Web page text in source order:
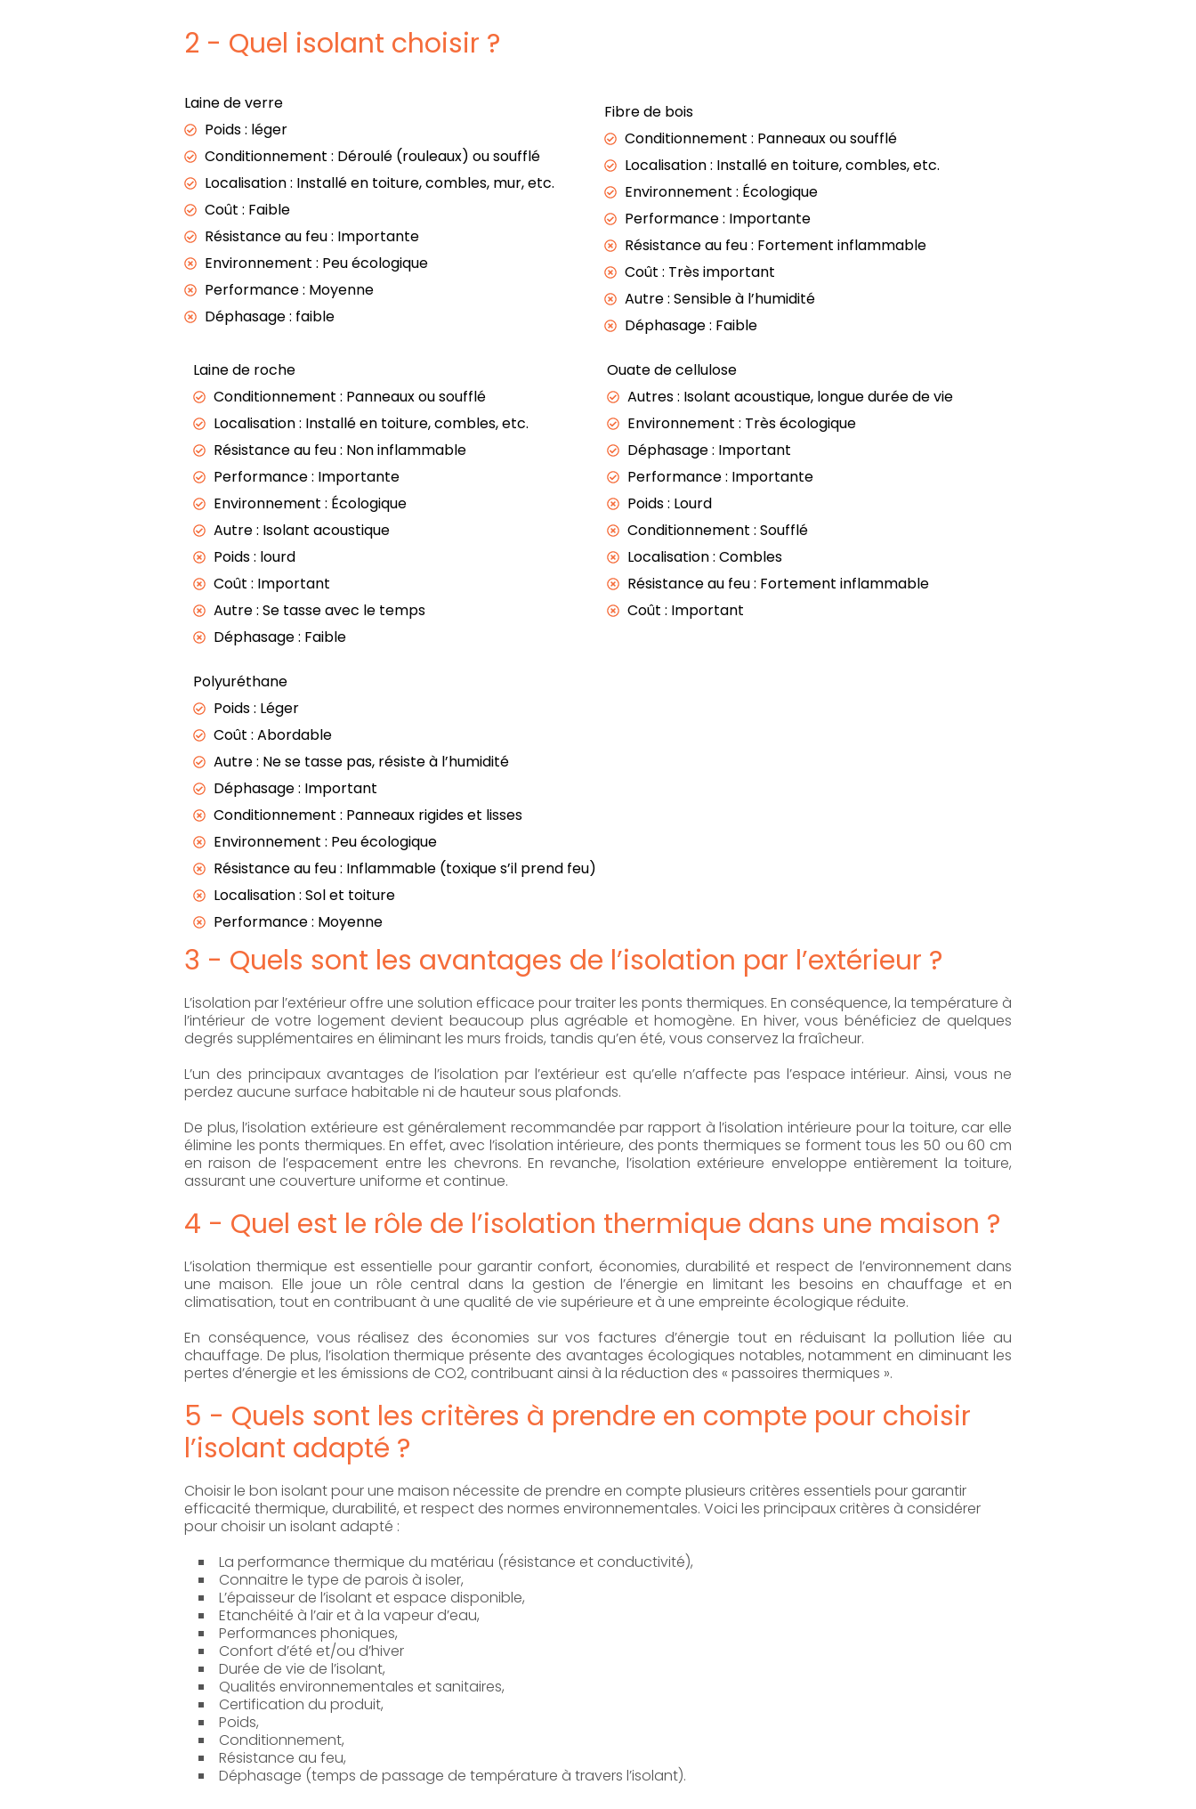
2 - Quel isolant choisir ?
Laine de verre
Poids : léger
Conditionnement : Déroulé (rouleaux) ou soufflé
Localisation : Installé en toiture, combles, mur, etc.
Coût : Faible
Résistance au feu : Importante
Environnement : Peu écologique
Performance : Moyenne
Déphasage : faible
Fibre de bois
Conditionnement : Panneaux ou soufflé
Localisation : Installé en toiture, combles, etc.
Environnement : Écologique
Performance : Importante
Résistance au feu : Fortement inflammable
Coût : Très important
Autre : Sensible à l’humidité
Déphasage : Faible
Laine de roche
Conditionnement : Panneaux ou soufflé
Localisation : Installé en toiture, combles, etc.
Résistance au feu : Non inflammable
Performance : Importante
Environnement : Écologique
Autre : Isolant acoustique
Poids : lourd
Coût : Important
Autre : Se tasse avec le temps
Déphasage : Faible
Ouate de cellulose
Autres : Isolant acoustique, longue durée de vie
Environnement : Très écologique
Déphasage : Important
Performance : Importante
Poids : Lourd
Conditionnement : Soufflé
Localisation : Combles
Résistance au feu : Fortement inflammable
Coût : Important
Polyuréthane
Poids : Léger
Coût : Abordable
Autre : Ne se tasse pas, résiste à l’humidité
Déphasage : Important
Conditionnement : Panneaux rigides et lisses
Environnement : Peu écologique
Résistance au feu : Inflammable (toxique s’il prend feu)
Localisation : Sol et toiture
Performance : Moyenne
3 - Quels sont les avantages de l’isolation par l’extérieur ?
L’isolation par l’extérieur offre une solution efficace pour traiter les ponts thermiques. En conséquence, la température à
l’intérieur de votre logement devient beaucoup plus agréable et homogène. En hiver, vous bénéficiez de quelques
degrés supplémentaires en éliminant les murs froids, tandis qu’en été, vous conservez la fraîcheur.
L’un des principaux avantages de l’isolation par l’extérieur est qu’elle n’affecte pas l’espace intérieur. Ainsi, vous ne
perdez aucune surface habitable ni de hauteur sous plafonds.
De plus, l’isolation extérieure est généralement recommandée par rapport à l’isolation intérieure pour la toiture, car elle
élimine les ponts thermiques. En effet, avec l’isolation intérieure, des ponts thermiques se forment tous les 50 ou 60 cm
en raison de l’espacement entre les chevrons. En revanche, l’isolation extérieure enveloppe entièrement la toiture,
assurant une couverture uniforme et continue.
4 - Quel est le rôle de l’isolation thermique dans une maison ?
L’isolation thermique est essentielle pour garantir confort, économies, durabilité et respect de l’environnement dans
une maison. Elle joue un rôle central dans la gestion de l’énergie en limitant les besoins en chauffage et en
climatisation, tout en contribuant à une qualité de vie supérieure et à une empreinte écologique réduite.
En conséquence, vous réalisez des économies sur vos factures d’énergie tout en réduisant la pollution liée au
chauffage. De plus, l’isolation thermique présente des avantages écologiques notables, notamment en diminuant les
pertes d’énergie et les émissions de CO2, contribuant ainsi à la réduction des « passoires thermiques ».
5 - Quels sont les critères à prendre en compte pour choisir
l’isolant adapté ?
Choisir le bon isolant pour une maison nécessite de prendre en compte plusieurs critères essentiels pour garantir
efficacité thermique, durabilité, et respect des normes environnementales. Voici les principaux critères à considérer
pour choisir un isolant adapté :
La performance thermique du matériau (résistance et conductivité),
Connaitre le type de parois à isoler,
L’épaisseur de l’isolant et espace disponible,
Etanchéité à l’air et à la vapeur d’eau,
Performances phoniques,
Confort d’été et/ou d’hiver
Durée de vie de l’isolant,
Qualités environnementales et sanitaires,
Certification du produit,
Poids,
Conditionnement,
Résistance au feu,
Déphasage (temps de passage de température à travers l’isolant).